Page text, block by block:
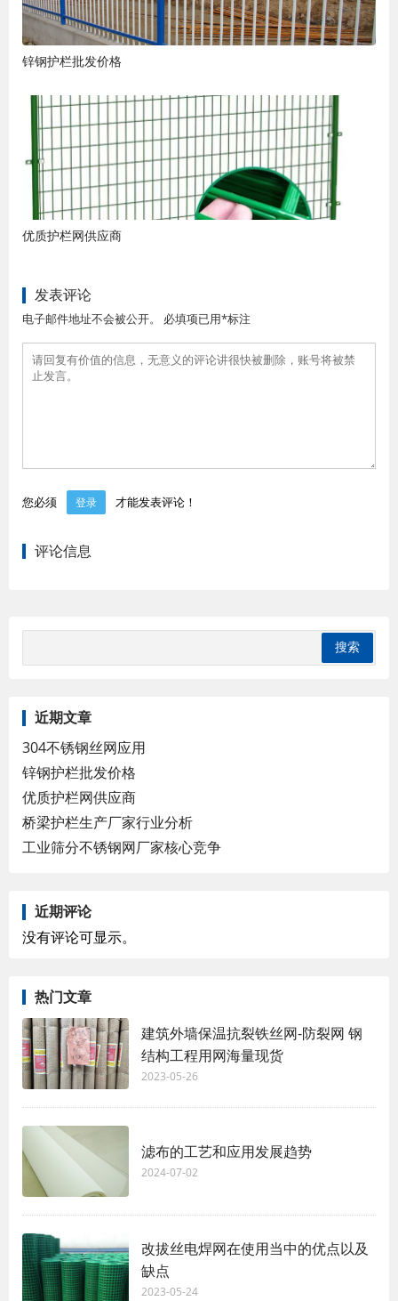
锌钢护栏批发价格
优质护栏网供应商
发表评论
电子邮件地址不会被公开。 必填项已用*标注
您必须 登录 才能发表评论！
评论信息
近期文章
304不锈钢丝网应用
锌钢护栏批发价格
优质护栏网供应商
桥梁护栏生产厂家行业分析
工业筛分不锈钢网厂家核心竞争
近期评论
没有评论可显示。
热门文章
建筑外墙保温抗裂铁丝网-防裂网 钢
结构工程用网海量现货
2023-05-26
滤布的工艺和应用发展趋势
2024-07-02
改拔丝电焊网在使用当中的优点以及
缺点
2023-05-24